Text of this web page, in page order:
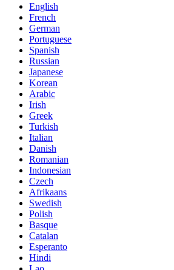
English
French
German
Portuguese
Spanish
Russian
Japanese
Korean
Arabic
Irish
Greek
Turkish
Italian
Danish
Romanian
Indonesian
Czech
Afrikaans
Swedish
Polish
Basque
Catalan
Esperanto
Hindi